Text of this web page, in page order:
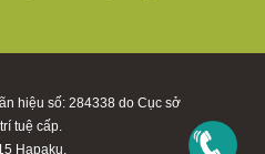
hiệu số: 284338 do Cục sở
tuệ cấp.
Hapaku.